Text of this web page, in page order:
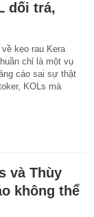
dối trá,
kẹo rau Kera
chỉ là một vụ
cáo sai sự thật
KOLs mà
và Thùy
không thể